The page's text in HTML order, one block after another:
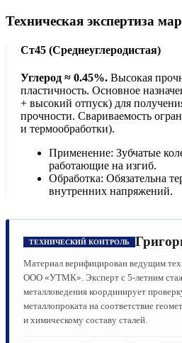
Техническая экспертиза
Ст45 (Среднеуглеродистая)
Углерод ≈ 0.45%. Высокая
пластичность. Основное
+ высокий отпуск) для
прочности. Свариваемость
и термообработки).
Применение: Зубчатые
работающие на изгиб.
Обработка: Обязательна
внутренних напряжений.
ТЕХНИЧЕСКИЙ КОНТРОЛЬ
Материал верифицирован ведущим
ООО «УТМК». Эксперт с 5-летним
металловедения координирует
металлопроката на соответствие
и химическому составу сталей.